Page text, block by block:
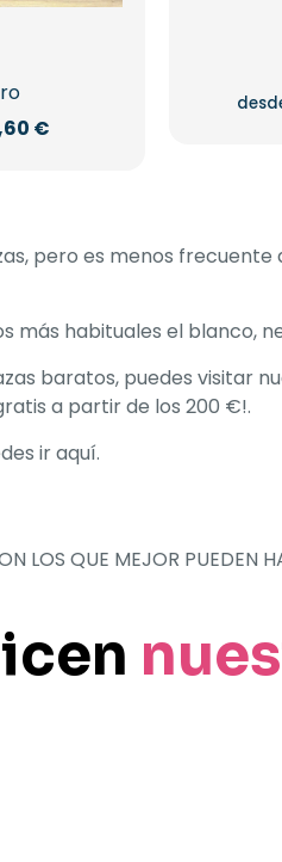
€
pero es menos
más habituales el blanco,
baratos, puedes visitar
a partir de los 200 €!.
ir aquí.
LOS QUE MEJOR PUEDEN